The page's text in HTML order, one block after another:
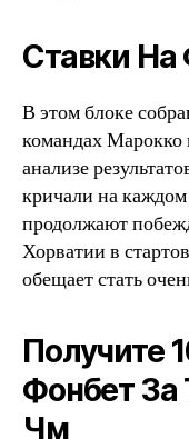
Ставки На
В этом блоке
командах Марокко
анализе
кричали на каждом
продолжают
Хорватии в
обещает стать
Получите
Фонбет За
Чм